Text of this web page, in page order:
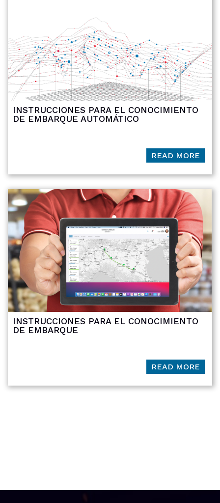
INSTRUCCIONES PARA EL CONOCIMIENTO
DE EMBARQUE AUTOMÁTICO
READ MORE
INSTRUCCIONES PARA EL CONOCIMIENTO
DE EMBARQUE
READ MORE